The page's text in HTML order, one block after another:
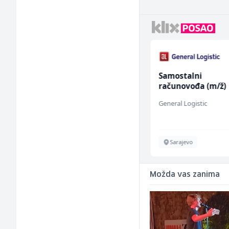
Samostalni
računovođa (m/ž)
General Logistic
Sarajevo
Možda vas zanima